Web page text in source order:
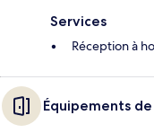
Services
Réception à
Équipements